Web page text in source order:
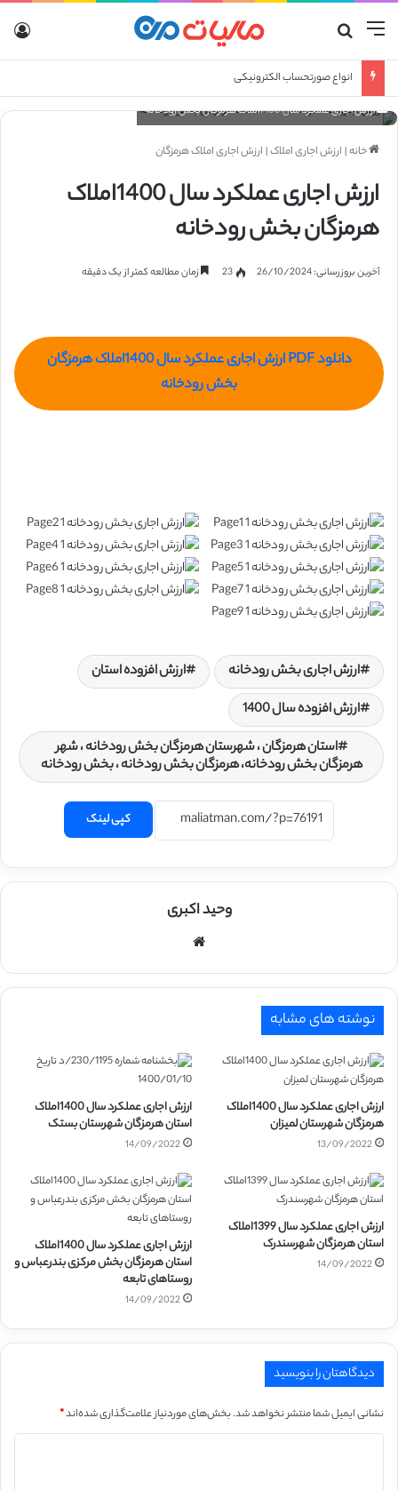
منو
انواع صورتحساب الکترونیکی
ارزش اجاری عملکرد سال 1400املاک هرمزگان بخش رودخانه
خانه| ارزش اجاری املاک| ارزش اجاری املاک هرمزگان
ارزش اجاری عملکرد سال 1400املاک
هرمزگان بخش رودخانه
آخرین بروزرسانی: 26/10/2024 23 زمان مطالعه کمتر از یک دقیقه
دانلود PDF ارزش اجاری عملکرد سال 1400املاک هرمزگان
بخش رودخانه
ارزش اجاری بخش رودخانه
ارزش افزوده استان
ارزش افزوده سال 1400
استان هرمزگان ، شهرستان هرمزگان بخش رودخانه ، شهر
هرمزگان بخش رودخانه، هرمزگان بخش رودخانه ، بخش رودخانه
کپی لینک
وحید اکبری
نوشته های مشابه
ارزش اجاری عملکرد سال 1400املاک
هرمزگان شهرستان لمیزان
13/09/2022
ارزش اجاری عملکرد سال 1400املاک
استان هرمزگان شهرستان بستک
14/09/2022
ارزش اجاری عملکرد سال 1399املاک
استان هرمزگان شهرسندرک
14/09/2022
ارزش اجاری عملکرد سال 1400املاک
استان هرمزگان بخش مرکزی بندرعباس و
روستاهای تابعه
14/09/2022
دیدگاهتان را بنویسید
نشانی ایمیل شما منتشر نخواهد شد.بخش‌های موردنیاز علامت‌گذاری شده‌اند*